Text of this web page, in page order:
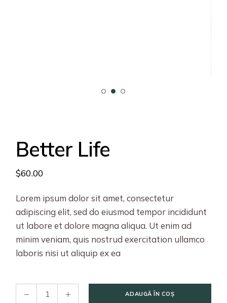
Better Life
$60.00
Lorem ipsum dolor sit amet, consectetur
adipiscing elit, sed do eiusmod tempor incididunt
ut labore et dolore magna aliqua. Ut enim ad
minim veniam, quis nostrud exercitation ullamco
laboris nisi ut aliquip ex ea
ADAUGĂ ÎN COȘ